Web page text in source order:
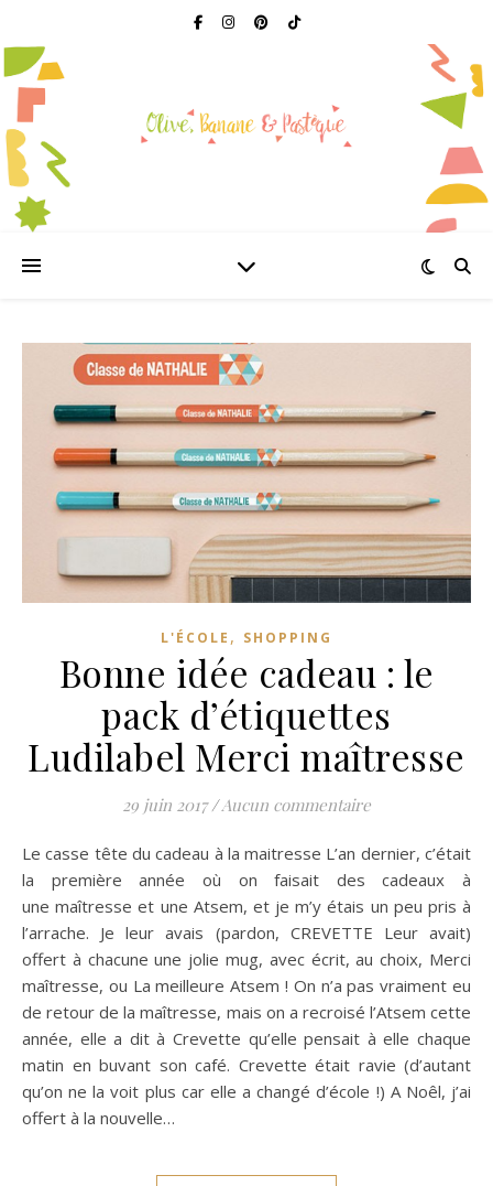
L'ÉCOLE , SHOPPING
Bonne idée cadeau : le
pack d’étiquettes
Ludilabel Merci maîtresse
29 juin 2017 / Aucun commentaire
Le casse tête du cadeau à la maitresse L’an dernier, c’était
la première année où on faisait des cadeaux à
une maîtresse et une Atsem, et je m’y étais un peu pris à
l’arrache. Je leur avais (pardon, CREVETTE Leur avait)
offert à chacune une jolie mug, avec écrit, au choix, Merci
maîtresse, ou La meilleure Atsem ! On n’a pas vraiment eu
de retour de la maîtresse, mais on a recroisé l’Atsem cette
année, elle a dit à Crevette qu’elle pensait à elle chaque
matin en buvant son café. Crevette était ravie (d’autant
qu’on ne la voit plus car elle a changé d’école !) A Noêl, j’ai
offert à la nouvelle…